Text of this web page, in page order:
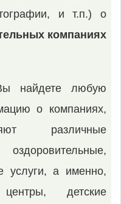
и т.п.) о
компаниях
найдете любую
о компаниях,
различные
услуги, а именно,
детские